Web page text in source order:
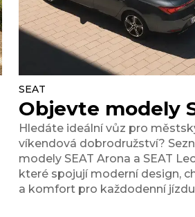
SEAT
Objevte modely
Hledáte ideální vůz pro
víkendová dobrodružství?
modely SEAT Arona a SEAT
které spojují moderní design,
a komfort pro každodenní